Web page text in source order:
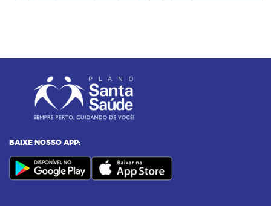
05
Entenda o por que a pressão 12 por 8 passou
06
Alimentos termogênicos: conheça quais são
07 23/09/2023 as 14:00h
Yoga: conheça 6 benefícios dessa prática
BAIXE NOSSO APP: